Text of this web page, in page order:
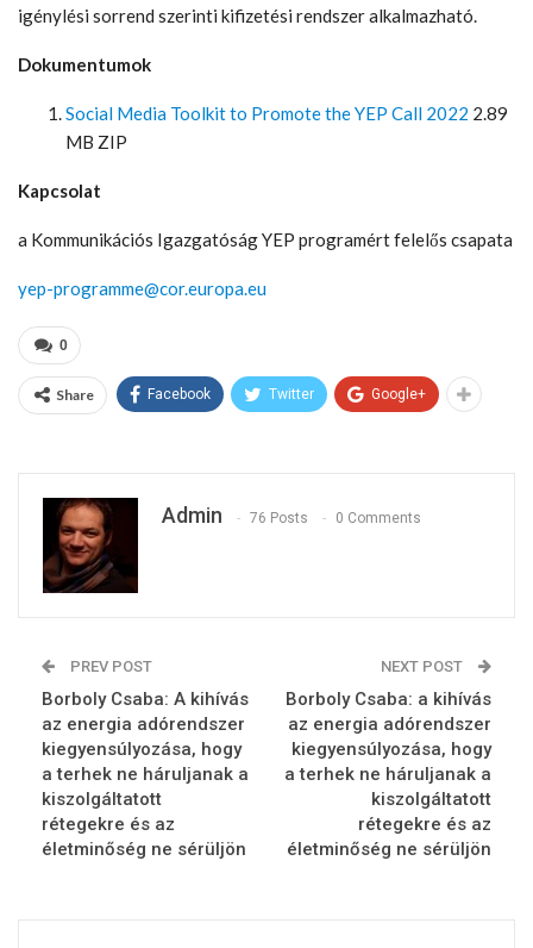
igénylési sorrend szerinti kifizetési rendszer alkalmazható.
Dokumentumok
Social Media Toolkit to Promote the YEP Call 2022 2.89
MB ZIP
Kapcsolat
a Kommunikációs Igazgatóság YEP programért felelős csapata
yep-programme@cor.europa.eu
0
Share Facebook Twitter Google+
Admin 76 Posts 0 Comments
PREV POST
Borboly Csaba: A kihívás
az energia adórendszer
kiegyensúlyozása, hogy
a terhek ne háruljanak a
kiszolgáltatott
rétegekre és az
életminőség ne sérüljön
NEXT POST
Borboly Csaba: a kihívás
az energia adórendszer
kiegyensúlyozása, hogy
a terhek ne háruljanak a
kiszolgáltatott
rétegekre és az
életminőség ne sérüljön